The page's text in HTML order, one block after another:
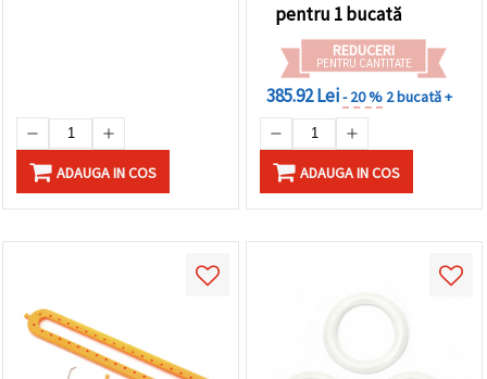
ADAUGA IN COS
pentru 1 bucată
REDUCERI
PENTRU CANTITATE
385.92 Lei- 20 % 2 bucată +
ADAUGA IN COS